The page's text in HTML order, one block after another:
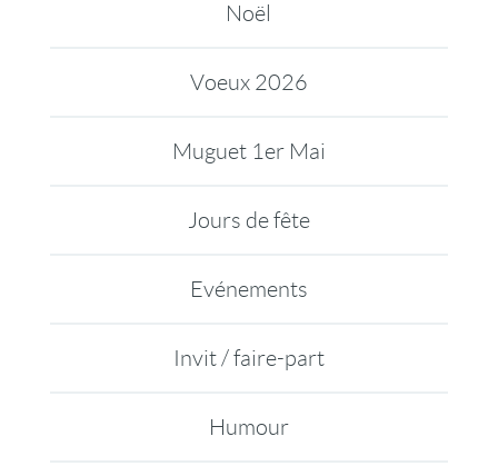
Noël
Voeux 2026
Muguet 1er Mai
Jours de fête
Evénements
Invit / faire-part
Humour